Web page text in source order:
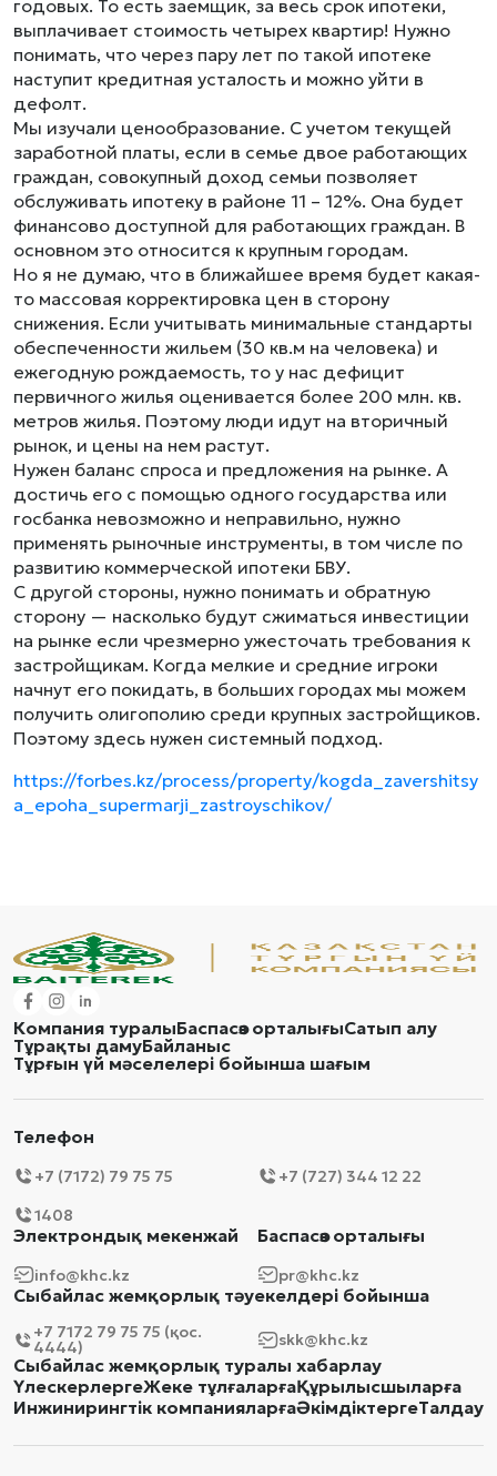
годовых. То есть заемщик, за весь срок ипотеки,
выплачивает стоимость четырех квартир! Нужно
понимать, что через пару лет по такой ипотеке
наступит кредитная усталость и можно уйти в
дефолт.
Мы изучали ценообразование. С учетом текущей
заработной платы, если в семье двое работающих
граждан, совокупный доход семьи позволяет
обслуживать ипотеку в районе 11 – 12%. Она будет
финансово доступной для работающих граждан. В
основном это относится к крупным городам.
Но я не думаю, что в ближайшее время будет какая-
то массовая корректировка цен в сторону
снижения. Если учитывать минимальные стандарты
обеспеченности жильем (30 кв.м на человека) и
ежегодную рождаемость, то у нас дефицит
первичного жилья оценивается более 200 млн. кв.
метров жилья. Поэтому люди идут на вторичный
рынок, и цены на нем растут.
Нужен баланс спроса и предложения на рынке. А
достичь его с помощью одного государства или
госбанка невозможно и неправильно, нужно
применять рыночные инструменты, в том числе по
развитию коммерческой ипотеки БВУ.
С другой стороны, нужно понимать и обратную
сторону — насколько будут сжиматься инвестиции
на рынке если чрезмерно ужесточать требования к
застройщикам. Когда мелкие и средние игроки
начнут его покидать, в больших городах мы можем
получить олигополию среди крупных застройщиков.
Поэтому здесь нужен системный подход.
https://forbes.kz/process/property/kogda_zavershitsy
a_epoha_supermarji_zastroyschikov/
Компания туралыБаспасөз орталығыСатып алу
Тұрақты дамуБайланыс
Тұрғын үй мәселелері бойынша шағым
Телефон
+7 (7172) 79 75 75
+7 (727) 344 12 22
1408
Электрондық мекенжай
info@khc.kz
Баспасөз орталығы
pr@khc.kz
Сыбайлас жемқорлық тәуекелдері бойынша
+7 7172 79 75 75 (қос.
4444) skk@khc.kz
Сыбайлас жемқорлық туралы хабарлау
ҮлескерлергеЖеке тұлғаларғаҚұрылысшыларға
Инжинирингтік компанияларғаӘкімдіктергеТалдау